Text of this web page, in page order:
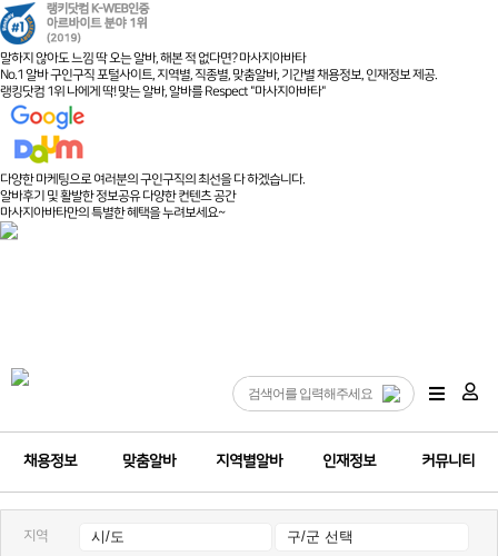
말하지 않아도 느낌 딱 오는 알바, 해본 적 없다면? 마사지아바타
No.1 알바 구인구직 포털사이트, 지역별, 직종별, 맞춤알바, 기간별 채용정보, 인재정보 제공.
랭킹닷컴 1위 나에게 딱! 맞는 알바, 알바를 Respect "마사지아바타"
다양한 마케팅으로 여러분의 구인구직의 최선을 다 하겠습니다.
알바후기 및 활발한 정보공유 다양한 컨텐츠 공간
마사지아바타만의 특별한 혜택을 누려보세요~
채용정보 맞춤알바 지역별알바 인재정보 커뮤니티
지역